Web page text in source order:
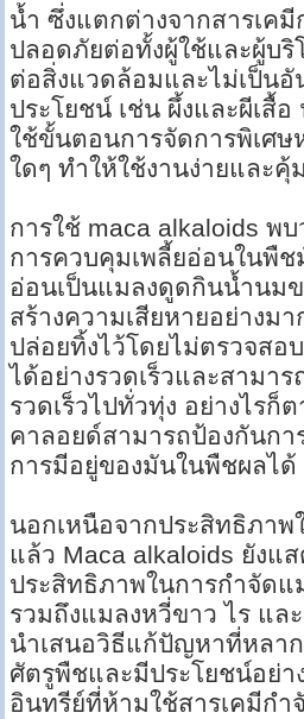
น้ำ ซึ่งแตกต่างจากสารเค
ปลอดภัยต่อทั้งผู้ใช้และผู้บริ
ต่อสิ่งแวดล้อมและไม่เป็น
ประโยชน์ เช่น ผึ้งและผีเสื้
ใช้ขั้นตอนการจัดการพิเศ
ใดๆ ทำให้ใช้งานง่ายและคุ้
การใช้ maca alkaloids พ
การควบคุมเพลี้ยอ่อนในพืช
อ่อนเป็นแมลงดูดกินน้ำนม
สร้างความเสียหายอย่างม
ปล่อยทิ้งไว้โดยไม่ตรวจสอ
ได้อย่างรวดเร็วและสามาร
รวดเร็วไปทั่วทุ่ง อย่างไรก็
คาลอยด์สามารถป้องกันก
การมีอยู่ของมันในพืชผลได้
นอกเหนือจากประสิทธิภาพ
แล้ว Maca alkaloids ยังแ
ประสิทธิภาพในการกำจัดแ
รวมถึงแมลงหวี่ขาว ไร แล
นำเสนอวิธีแก้ปัญหาที่หลา
ศัตรูพืชและมีประโยชน์อย่า
อินทรีย์ที่ห้ามใช้สารเคมีกำ